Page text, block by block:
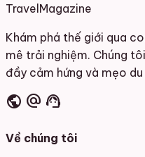
TravelMagazine
Khám phá thế giới qua
mê trải nghiệm. Chúng
đầy cảm hứng và mẹo
public alternate_email support_agent
Về chúng tôi